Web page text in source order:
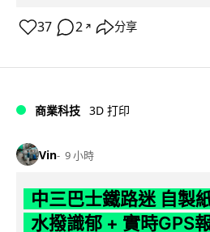
37 2 ↗ 分享
商業科技 3D 打印
Vin 9 小時
中三巴士鐵路迷 自製
水撥識郁 + 實時GPS